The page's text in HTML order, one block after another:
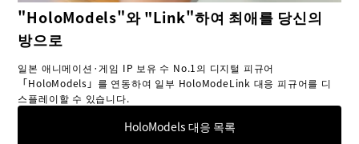
"HoloModels"와 "Link"하여 최애를 당신의
방으로
일본 애니메이션·게임 IP 보유 수 No.1의 디지털 피규어
「HoloModels」를 연동하여 일부 HoloModeLink 대응 피규어를 디
스플레이할 수 있습니다.
HoloModels 대응 목록